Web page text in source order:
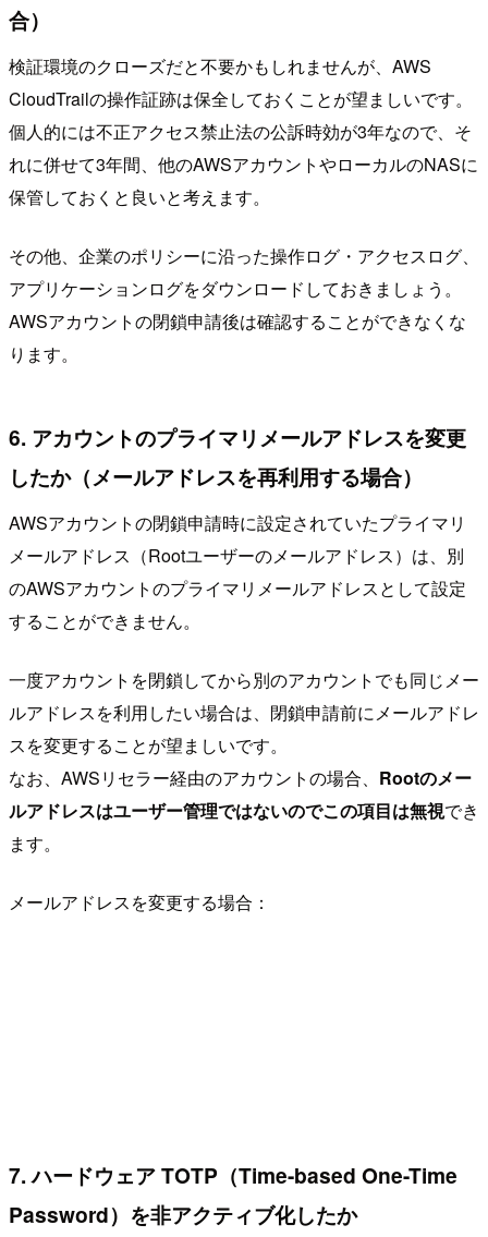
合）
検証環境のクローズだと不要かもしれませんが、AWS
CloudTrailの操作証跡は保全しておくことが望ましいです。
個人的には不正アクセス禁止法の公訴時効が3年なので、そ
れに併せて3年間、他のAWSアカウントやローカルのNASに
保管しておくと良いと考えます。
その他、企業のポリシーに沿った操作ログ・アクセスログ、
アプリケーションログをダウンロードしておきましょう。
AWSアカウントの閉鎖申請後は確認することができなくな
ります。
6. アカウントのプライマリメールアドレスを変更
したか（メールアドレスを再利用する場合）
AWSアカウントの閉鎖申請時に設定されていたプライマリ
メールアドレス（Rootユーザーのメールアドレス）は、別
のAWSアカウントのプライマリメールアドレスとして設定
することができません。
一度アカウントを閉鎖してから別のアカウントでも同じメー
ルアドレスを利用したい場合は、閉鎖申請前にメールアドレ
スを変更することが望ましいです。
なお、AWSリセラー経由のアカウントの場合、 Rootのメー
ルアドレスはユーザー管理ではないのでこの項目は無視でき
ます。
メールアドレスを変更する場合：
7. ハードウェア TOTP（Time-based One-Time
Password）を非アクティブ化したか